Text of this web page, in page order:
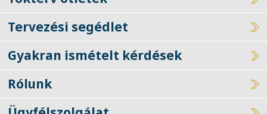
Tokterv ötletek
Tervezési segédlet
Gyakran ismételt kérdések
Rólunk